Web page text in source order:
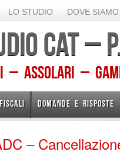
LO STUDIO DOVE SIAMO
CAT
Assolari – Gamba
DOMANDE E RISPOSTE
–